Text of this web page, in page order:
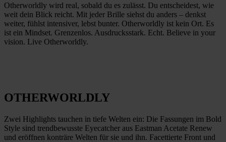
Otherworldly wird real, sobald du es zulässt. Du entscheidest, wie
weit dein Blick reicht. Mit jeder Brille siehst du anders – denkst
weiter, fühlst intensiver, lebst bunter. Otherworldly ist kein Ort. Es
ist ein Mindset. Grenzenlos. Ausdrucksstark. Echt. Believe in your
vision. Live Otherworldly.
OTHERWORLDLY
Zwei Highlights tauchen in tiefe Welten ein: Die Fassungen im Bold
Style sind trendbewusste Eyecatcher aus Eastman Acetate Renew
und eröffnen konträre Welten für sie und ihn. Facettierte Front und